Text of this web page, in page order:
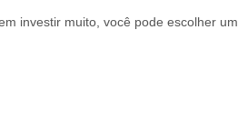
investir muito, você pode escolher um